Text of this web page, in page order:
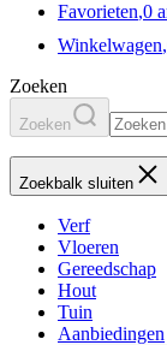
Favorieten,0
Winkelwagen,
Zoeken
Zoeken
Zoekbalk sluiten
Verf
Vloeren
Gereedschap
Hout
Tuin
Aanbiedingen